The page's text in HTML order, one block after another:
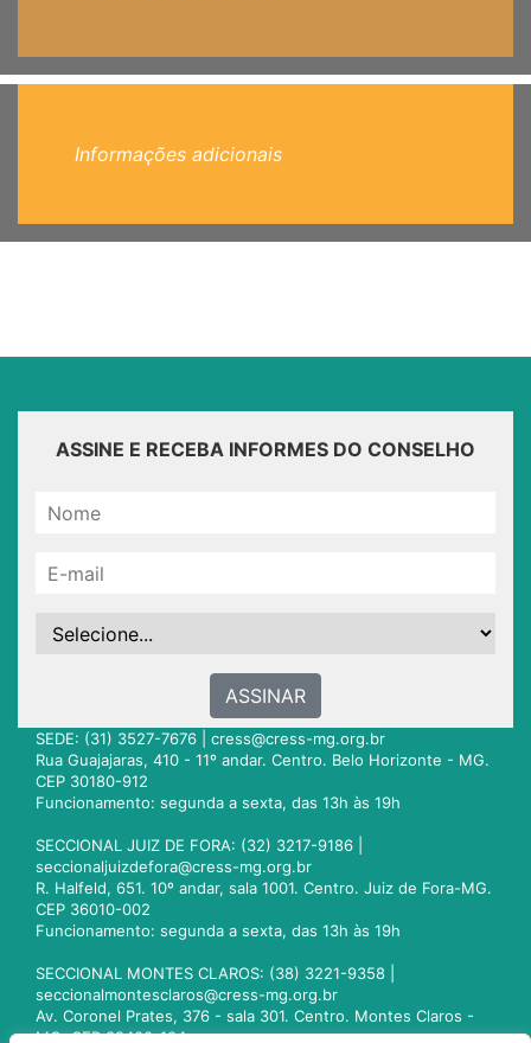
Informações adicionais
ASSINE E RECEBA INFORMES DO CONSELHO
ASSINAR
SEDE: (31) 3527-7676 | cress@cress-mg.org.br
Rua Guajajaras, 410 - 11º andar. Centro. Belo Horizonte - MG.
CEP 30180-912
Funcionamento: segunda a sexta, das 13h às 19h
SECCIONAL JUIZ DE FORA: (32) 3217-9186 |
seccionaljuizdefora@cress-mg.org.br
R. Halfeld, 651. 10º andar, sala 1001. Centro. Juiz de Fora-MG.
CEP 36010-002
Funcionamento: segunda a sexta, das 13h às 19h
SECCIONAL MONTES CLAROS: (38) 3221-9358 |
seccionalmontesclaros@cress-mg.org.br
Av. Coronel Prates, 376 - sala 301. Centro. Montes Claros -
MG. CEP 39400-104